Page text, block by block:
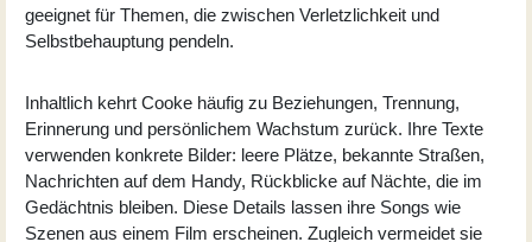
geeignet für Themen, die zwischen Verletzlichkeit und
Selbstbehauptung pendeln.
Inhaltlich kehrt Cooke häufig zu Beziehungen, Trennung,
Erinnerung und persönlichem Wachstum zurück. Ihre Texte
verwenden konkrete Bilder: leere Plätze, bekannte Straßen,
Nachrichten auf dem Handy, Rückblicke auf Nächte, die im
Gedächtnis bleiben. Diese Details lassen ihre Songs wie
Szenen aus einem Film erscheinen. Zugleich vermeidet sie